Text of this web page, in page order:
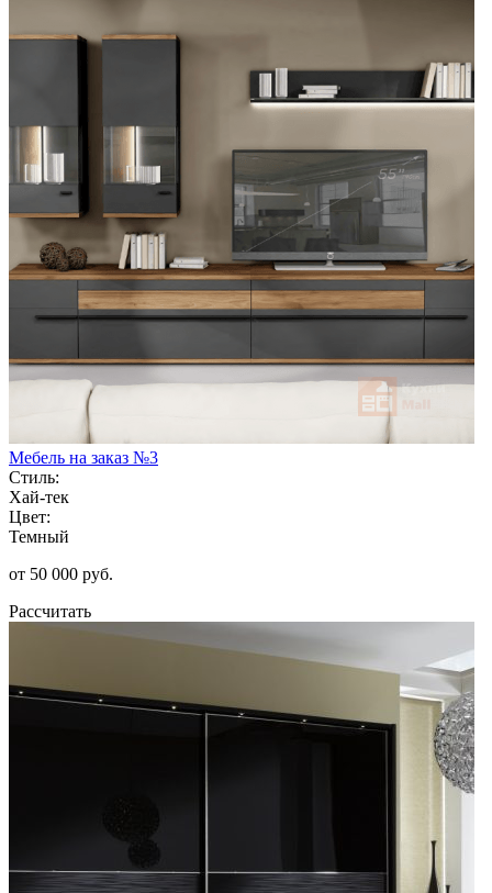
Мебель на заказ №3
Стиль:
Хай-тек
Цвет:
Темный
от 50 000 руб.
Рассчитать